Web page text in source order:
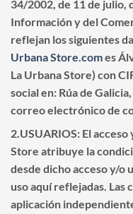
34/2002, de 11 de julio,
Información y del
reflejan los siguientes
Urbana Store.comes
La Urbana Store) con
social en: Rúa de
correo electrónico de
2.USUARIOS: El acceso
Store atribuye la
desde dicho acceso y/o
uso aquí reflejadas. Las
aplicación